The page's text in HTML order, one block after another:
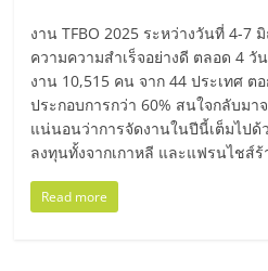
ร้าน
ปรึกษา
ฟรี,
งาน TFBO 2025 ระหว่างวันที่ 4-7
ความความสำเร็จอย่างดี ตลอด 4 วั
งาน 10,515 คน จาก 44 ประเทศ ต
ประกอบการกว่า 60% สนใจกลับม
แน่นอนว่าการจัดงานในปีนี้เต็มไป
ลงทุนทั้งจากเกาหลี และแฟรนไชส์
Read more